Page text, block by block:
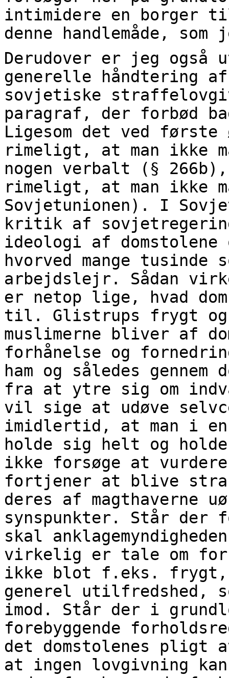
intimidere en borger
denne handlemåde,
Derudover er jeg også
generelle håndtering
sovjetiske
paragraf, der forbød
Ligesom det ved
rimeligt, at man ikke
nogen verbalt (§
rimeligt, at man ikke
Sovjetunionen). I
kritik af
ideologi af domstolene
hvorved mange
arbejdslejr. Sådan
er netop lige, hvad
til. Glistrups frygt
muslimerne bliver af
forhånelse og
ham og således gennem
fra at ytre sig om
vil sige at udøve
imidlertid, at man i
holde sig helt og
ikke forsøge at
fortjener at blive
deres af magthaverne
synspunkter. Står der
skal
virkelig er tale om
ikke blot f.eks.
generel utilfredshed,
imod. Står der i
forebyggende
det domstolenes pligt at
at ingen lovgivning